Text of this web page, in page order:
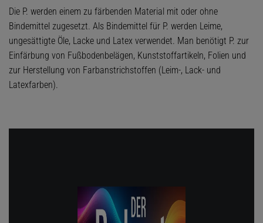
Die P. werden einem zu färbenden Material mit oder ohne
Bindemittel zugesetzt. Als Bindemittel für P. werden Leime,
ungesättigte Öle, Lacke und Latex verwendet. Man benötigt P. zur
Einfärbung von Fußbodenbelägen, Kunststoffartikeln, Folien und
zur Herstellung von Farbanstrichstoffen (Leim-, Lack- und
Latexfarben).